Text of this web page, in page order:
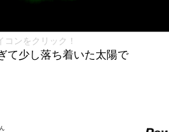
ンをクリック！
て少し落ち着いた太陽で